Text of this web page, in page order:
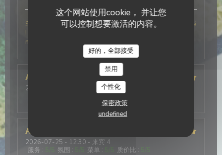
这个网站使用cookie， 并让您
可以控制想要激活的内容。
好的，全部接受
禁用
个性化
保密政策
undefined
Simplement le meilleur restaurant Italien que j’ai testé
! Le personnel était très agréable ce qui a rendu le
moment encore meilleur !
Alison
2026-07-25
- 19:30 - 来宾 4
菜单:5/5 质价比
Alain
2026-07-25 - 12:30 - 来宾 4
服务 : 氛围 : 菜单 : 质价比 :